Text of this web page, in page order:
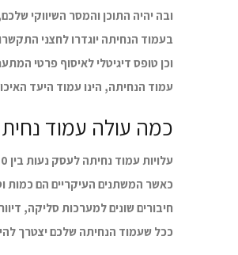
ובה יהיה התוכן והמסר השיווקי
בעמוד הנחיתה יוגדרו לחצני
וכן טופס דיגיטלי לאיסוף פרטי
עמוד הנחיתה, הינו עמוד היעד
כמה עולה עמוד
עלויות עמוד נחיתה לעסק נעות בין 1,000 ש"ח ל- 2,500 ש"ח ולעיתים אף יותר.
כאשר המשתנים העיקריים הם כמות
חיבורים שונים למערכות סליקה,
ככל שעמוד הנחיתה שלכם יצטרך